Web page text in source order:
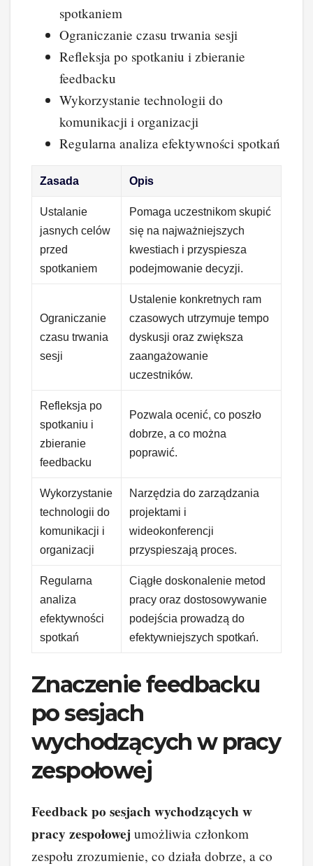
spotkaniem
Ograniczanie czasu trwania sesji
Refleksja po spotkaniu i zbieranie
feedbacku
Wykorzystanie technologii do
komunikacji i organizacji
Regularna analiza efektywności spotkań
Zasada Opis
Ustalanie
jasnych celów
przed
spotkaniem
Pomaga uczestnikom skupić
się na najważniejszych
kwestiach i przyspiesza
podejmowanie decyzji.
Ograniczanie
czasu trwania
sesji
Ustalenie konkretnych ram
czasowych utrzymuje tempo
dyskusji oraz zwiększa
zaangażowanie
uczestników.
Refleksja po
spotkaniu i
zbieranie
feedbacku
Pozwala ocenić, co poszło
dobrze, a co można
poprawić.
Wykorzystanie
technologii do
komunikacji i
organizacji
Narzędzia do zarządzania
projektami i
wideokonferencji
przyspieszają proces.
Regularna
analiza
efektywności
spotkań
Ciągłe doskonalenie metod
pracy oraz dostosowywanie
podejścia prowadzą do
efektywniejszych spotkań.
Znaczenie feedbacku
po sesjach
wychodzących w pracy
zespołowej
Feedback po sesjach wychodzących w
pracy zespołowej umożliwia członkom
zespołu zrozumienie, co działa dobrze, a co